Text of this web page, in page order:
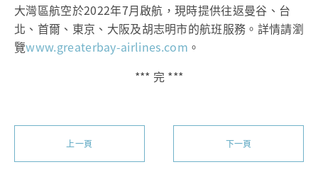
大灣區航空於2022年7月啟航，現時提供往返曼谷、台
北、首爾、東京、大阪及胡志明市的航班服務。詳情請瀏
覽www.greaterbay-airlines.com 。
*** 完 ***
上一頁 下一頁